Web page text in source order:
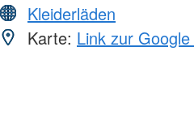
Kleiderläden
Karte: Link zur